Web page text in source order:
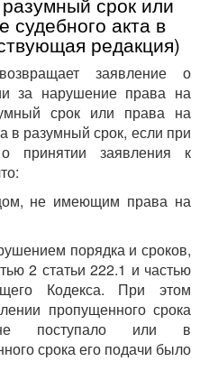
судебного акта в
редакция)
заявление о
за нарушение права на
срок или права на
в разумный срок, если при
принятии заявления к
не имеющим права на
порядка и сроков,
2 статьи 222.1 и частью
Кодекса. При этом
пропущенного срока
поступало или в
срока его подачи было